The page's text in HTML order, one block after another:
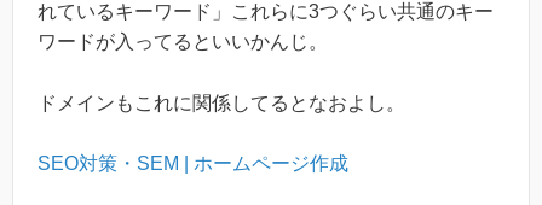
れているキーワード」これらに3つぐらい共通のキー
ワードが入ってるといいかんじ。
ドメインもこれに関係してるとなおよし。
SEO対策・SEM | ホームページ作成